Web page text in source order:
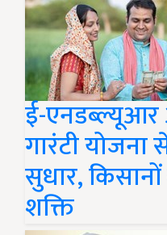
ई-
गारंटी योजना
सुधार,
शक्ति